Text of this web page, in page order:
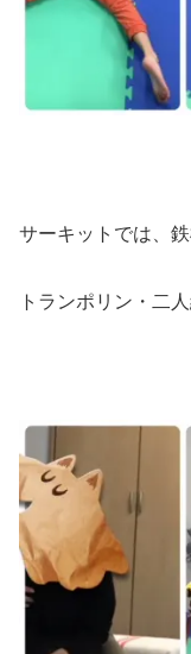
サーキットでは、
トランポリン・二